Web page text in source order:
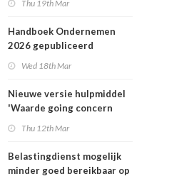
Thu 19th Mar
Handboek Ondernemen
2026 gepubliceerd
Wed 18th Mar
Nieuwe versie hulpmiddel
'Waarde going concern
Thu 12th Mar
Belastingdienst mogelijk
minder goed bereikbaar op